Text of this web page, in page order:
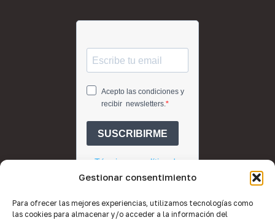
Gestionar consentimiento
Para ofrecer las mejores experiencias, utilizamos tecnologías como
las cookies para almacenar y/o acceder a la información del